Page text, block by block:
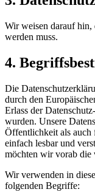
Wir weisen darauf hin,
werden muss.
4.
Die
durch den
Erlass der
wurden. Unsere
Öffentlichkeit als auch
einfach lesbar und
möchten wir vorab die
Wir verwenden in
folgenden Begriffe: